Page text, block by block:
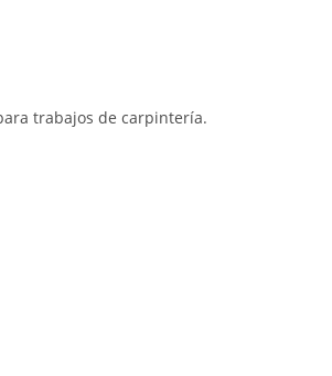
trabajos de carpintería.